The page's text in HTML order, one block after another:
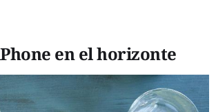
en el horizonte